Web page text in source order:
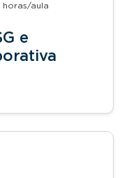
horas/aula
e